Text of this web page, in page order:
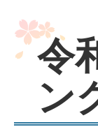
令
ン